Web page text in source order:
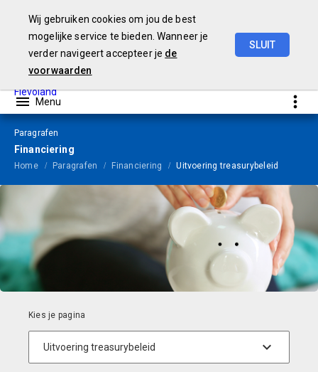
Wij gebruiken cookies om jou de best
mogelijke service te bieden. Wanneer je
verder navigeert accepteer je de
voorwaarden
SLUIT
Paragrafen
Financiering
Home Paragrafen Financiering Uitvoering treasurybeleid